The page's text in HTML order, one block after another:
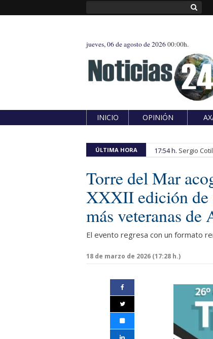
jueves, 06 de agosto de 202600:00h.
INICIO OPINIÓN
ÚLTIMA HORA 17:54 h. Sergio
Torre del Mar
XXXII edición de
más veteranas de
El evento regresa con un formato
18 de marzo de 2026 (17:28 h.)